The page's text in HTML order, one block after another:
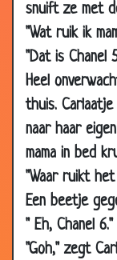
snuift ze met
"Wat ruik ik
"Dat is Chanel
Heel
thuis.
naar haar
mama in bed
"Waar ruikt het
Een beetje
" Eh, Chanel 6."
"Goh," zegt
03
May
2007
Blinde
03
May
2007
Slechte
03
May
Belletjes
01
May
2007
De